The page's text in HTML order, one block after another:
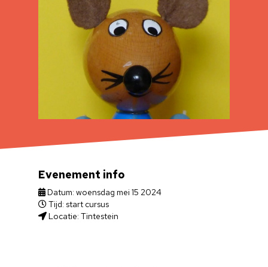
Evenement info
Datum: woensdag mei 15 2024
Tijd: start cursus
Locatie: Tintestein